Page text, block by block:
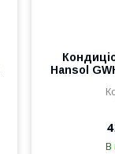
Hansol
В